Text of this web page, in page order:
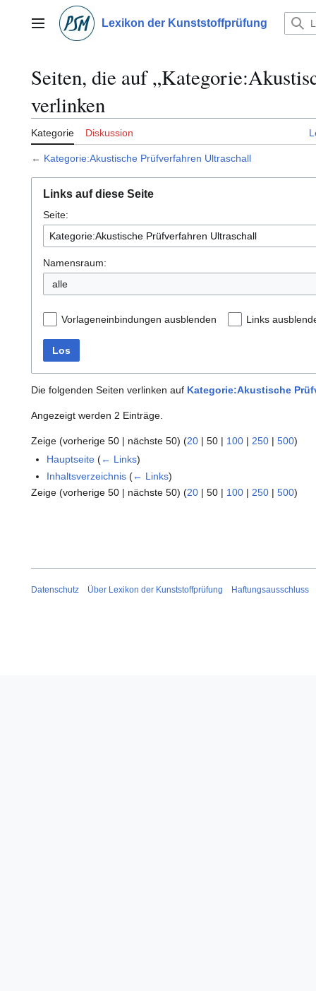
springenHauptmenü Lexikon der Kunststoffprüfung
Seiten, die auf
verlinken
Kategorie Diskussion
← Kategorie:Akustische Prüfverfahren Ultraschall
Links auf diese Seite
Seite:
Namensraum:
alle
Vorlageneinbindungen ausblenden Links
Los
Die folgenden Seiten verlinken auf Kategorie:Akustische
Angezeigt werden 2 Einträge.
Zeige (vorherige 50 | nächste 50) (20 | 50 | 100 | 250 | 500)
Hauptseite (← Links)
Inhaltsverzeichnis (← Links)
Zeige (vorherige 50 | nächste 50) (20 | 50 | 100 | 250 | 500)
Datenschutz Über Lexikon der Kunststoffprüfung Haftungsausschluss